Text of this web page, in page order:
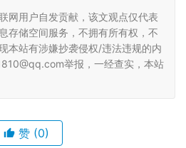
网用户自发贡献，该文观点仅代表
存储空间服务，不拥有所有权，不
本站有涉嫌抄袭侵权/违法违规的内
举报，一经查实，本站
赞 (0)